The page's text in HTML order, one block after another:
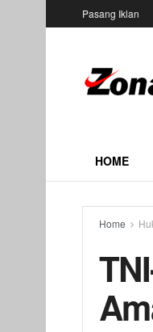
Pasang Iklan
HOME
Home